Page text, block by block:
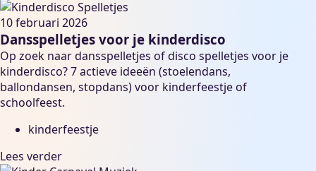
10 februari 2026
Dansspelletjes voor je kinderdisco
Op zoek naar dansspelletjes of disco spelletjes voor je
kinderdisco? 7 actieve ideeën (stoelendans,
ballondansen, stopdans) voor kinderfeestje of
schoolfeest.
kinderfeestje
Lees verder